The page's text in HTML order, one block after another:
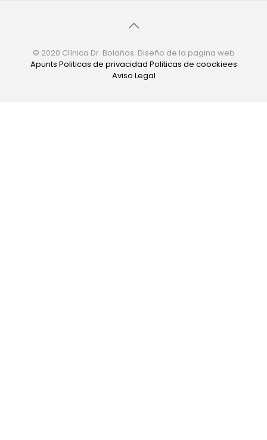
© 2020 Clínica Dr. Bolaños. Diseño de la pagina web
Apunts Politicas de privacidad Politicas de coockiees
Aviso Legal